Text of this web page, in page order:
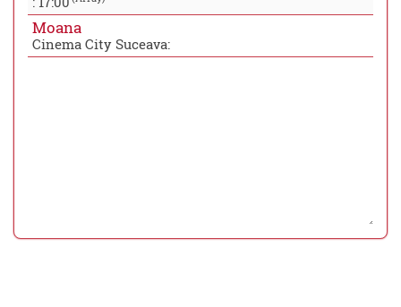
Moana
Cinema City Suceava: